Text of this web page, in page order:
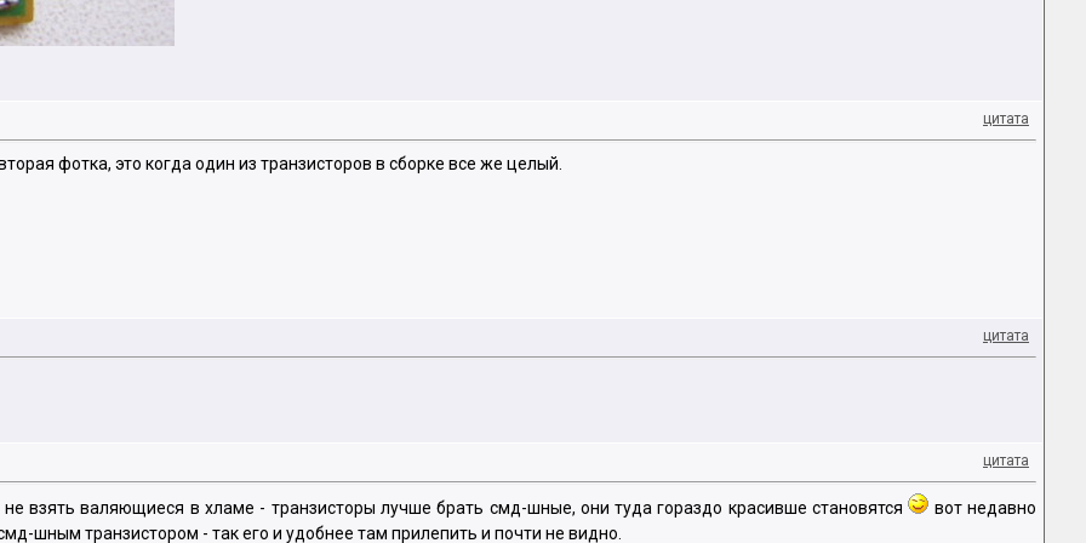
цитата
фотка, это когда один из транзисторов в сборке все же целый.
цитата
цитата
взять валяющиеся в хламе - транзисторы лучше брать смд-шные, они туда гораздо красивше становятся
вот недавно
шным транзистором - так его и удобнее там прилепить и почти не видно.